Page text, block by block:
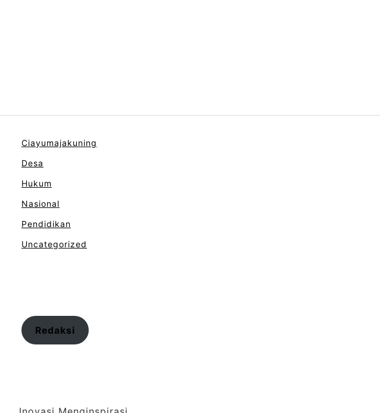
Ciayumajakuning
Desa
Hukum
Nasional
Pendidikan
Uncategorized
Redaksi